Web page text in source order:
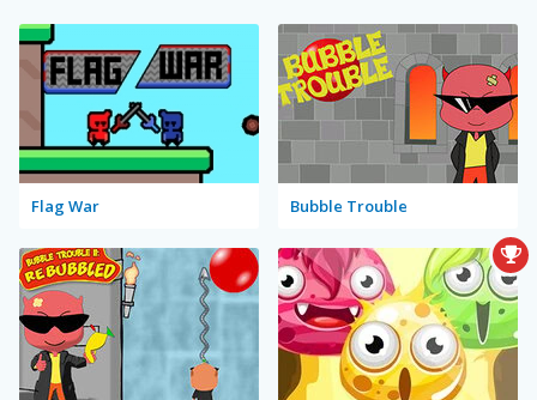
Flag War Bubble Trouble